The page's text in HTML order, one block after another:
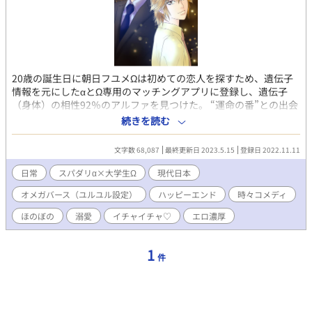
20歳の誕生日に朝日フユメΩは初めての恋人を探すため、遺伝子
情報を元にしたαとΩ専用のマッチングアプリに登録し、遺伝子
（身体）の相性92％のアルファを見つけた。 “運命の番”との出会
いを期待するフユメΩが、ホテルで待ち合わせた相手は、8歳年上
の神田カイリαだった。 出会った瞬間フユメは発情し、お互いの
くわしい素性を知らないまま本能に流され、朝まで熱烈に抱き合
う。 翌日2人は婚約し、お互いを知るためカイリの部屋で甘い同
棲生活を始める。 😏お話に都合の良いユルユル設定のオメガバー
スです。ご容赦を。 😘エロ濃いめとなっております。苦手な方は
ご注意下さい。
続きを読む
文字数 68,087 最終更新日 2023.5.15 登録日 2022.11.11
日常 スパダリα×大学生Ω
現代日本
オメガバース（ユルユル設定）
ハッピーエンド
時々コメディ
ほのぼの
溺愛 イチャイチャ♡ エロ濃厚
1 件